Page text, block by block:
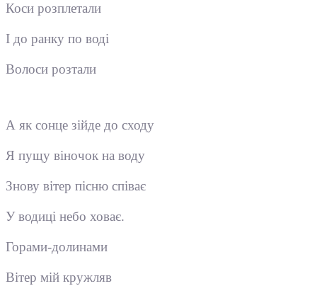
Коси розплетали
І до ранку по воді
Волоси розтали
А як сонце зійде до сходу
Я пущу віночок на воду
Знову вітер пісню співає
У водиці небо ховає.
Горами-долинами
Вітер мій кружляв